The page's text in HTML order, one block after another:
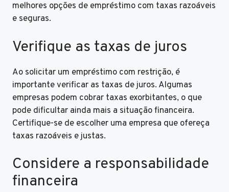
melhores opções de empréstimo com taxas razoáveis
e seguras.
Verifique as taxas de juros
Ao solicitar um empréstimo com restrição, é
importante verificar as taxas de juros. Algumas
empresas podem cobrar taxas exorbitantes, o que
pode dificultar ainda mais a situação financeira.
Certifique-se de escolher uma empresa que ofereça
taxas razoáveis e justas.
Considere a responsabilidade
financeira